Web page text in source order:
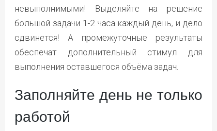
невыполнимыми! Выделяйте на решение
большой задачи 1-2 часа каждый день, и дело
сдвинется! А промежуточные результаты
обеспечат дополнительный стимул для
выполнения оставшегося объёма задач.
Заполняйте день не только
работой